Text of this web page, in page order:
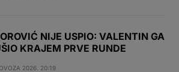
NIJE USPIO: VALENTIN GA
KRAJEM PRVE RUNDE
2026. 20:19